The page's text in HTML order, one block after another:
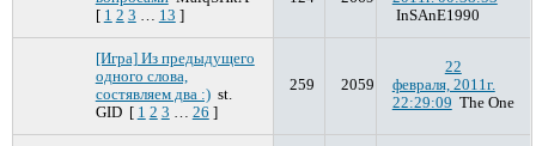
[ 1 2 3 … 13 ]
InSAnE1990
[Игра] Из предыдущего
одного слова,
состявляем два :) st.
GID [ 1 2 3 … 26 ]
259 2059
22
февраля, 2011г.
22:29:09 The One